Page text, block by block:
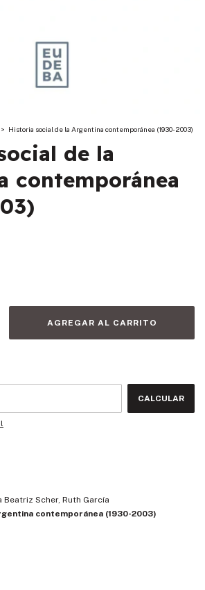
> Historia social de la Argentina contemporánea (1930-2003)
de la
contemporánea
CALCULAR
Scher, Ruth García
contemporánea (1930-2003)